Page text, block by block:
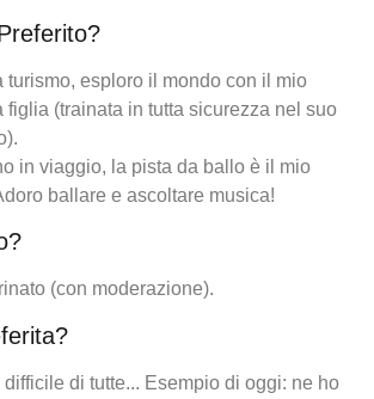
turismo, esploro il mondo con il mio
figlia (trainata in tutta sicurezza nel suo
in viaggio, la pista da ballo è il mio
ballare e ascoltare musica!
(con moderazione).
difficile di tutte... Esempio di oggi: ne ho